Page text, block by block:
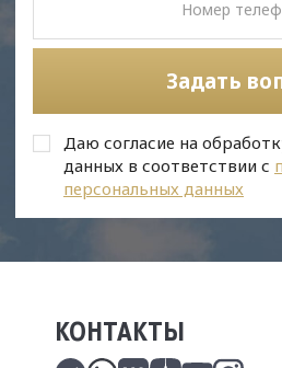
Задать
Даю согласие на
данных в соответствии с
персональных данных
КОНТАКТЫ